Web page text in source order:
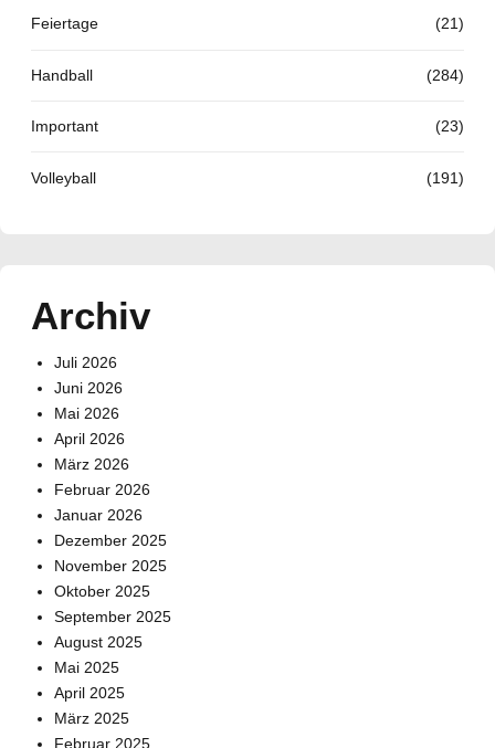
Feiertage (21)
Handball (284)
Important (23)
Volleyball (191)
Archiv
Juli 2026
Juni 2026
Mai 2026
April 2026
März 2026
Februar 2026
Januar 2026
Dezember 2025
November 2025
Oktober 2025
September 2025
August 2025
Mai 2025
April 2025
März 2025
Februar 2025